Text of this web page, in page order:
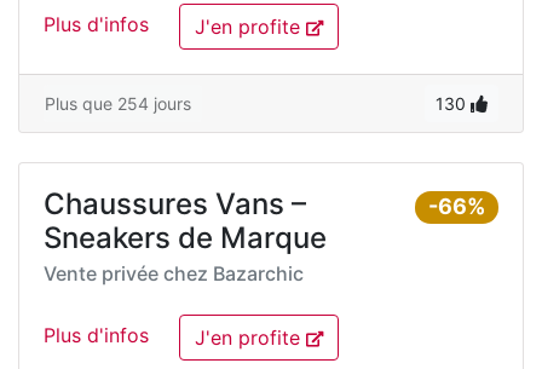
Plus d'infos J'en profite
Plus que 254 jours 130
-66%
Chaussures Vans –
Sneakers de Marque
Vente privée chez Bazarchic
Plus d'infos J'en profite